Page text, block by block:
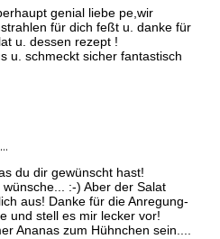
genial liebe pe,wir
für dich feßt u. danke für
u. dessen rezept !
u. schmeckt sicher fantastisch
du dir gewünscht hast!
:-) Aber der Salat
aus! Danke für die Anregung-
und stell es mir lecker vor!
Ananas zum Hühnchen sein....